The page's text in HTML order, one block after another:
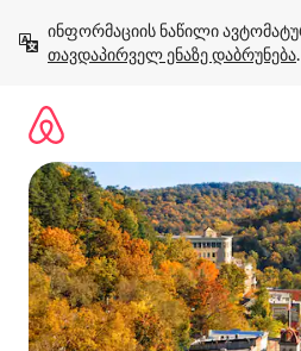
გადასვლა
თავდაპირველ ენაზე დაბრუნება.